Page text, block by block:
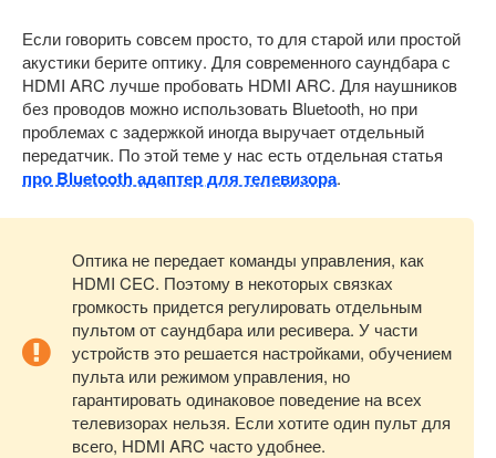
Если говорить совсем просто, то для старой или простой
акустики берите оптику. Для современного саундбара с
HDMI ARC лучше пробовать HDMI ARC. Для наушников
без проводов можно использовать Bluetooth, но при
проблемах с задержкой иногда выручает отдельный
передатчик. По этой теме у нас есть отдельная статья
про Bluetooth адаптер для телевизора.
Оптика не передает команды управления, как
HDMI CEC. Поэтому в некоторых связках
громкость придется регулировать отдельным
пультом от саундбара или ресивера. У части
устройств это решается настройками, обучением
пульта или режимом управления, но
гарантировать одинаковое поведение на всех
телевизорах нельзя. Если хотите один пульт для
всего, HDMI ARC часто удобнее.